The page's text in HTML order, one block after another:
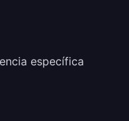
específica